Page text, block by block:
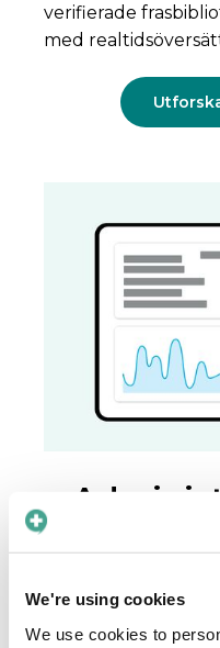
We're using cookies
We use cookies to
verifierade
med
Via Care to
skräddarsy appen
tjänster.